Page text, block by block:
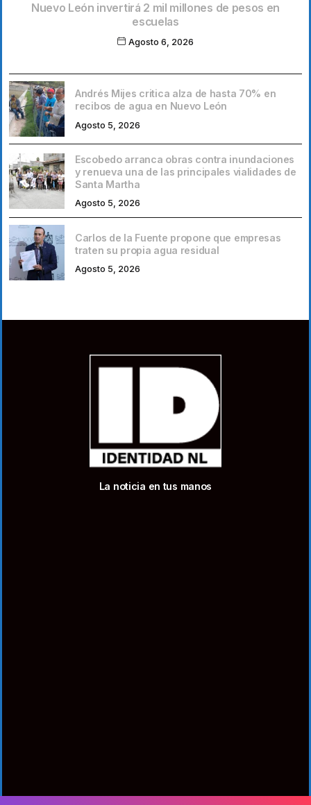
Nuevo León invertirá 2 mil millones de pesos en
escuelas
Agosto 6, 2026
Andrés Mijes critica alza de hasta 70% en
recibos de agua en Nuevo León
Agosto 5, 2026
Escobedo arranca obras contra inundaciones
y renueva una de las principales vialidades de
Santa Martha
Agosto 5, 2026
Carlos de la Fuente propone que empresas
traten su propia agua residual
Agosto 5, 2026
La noticia en tus manos